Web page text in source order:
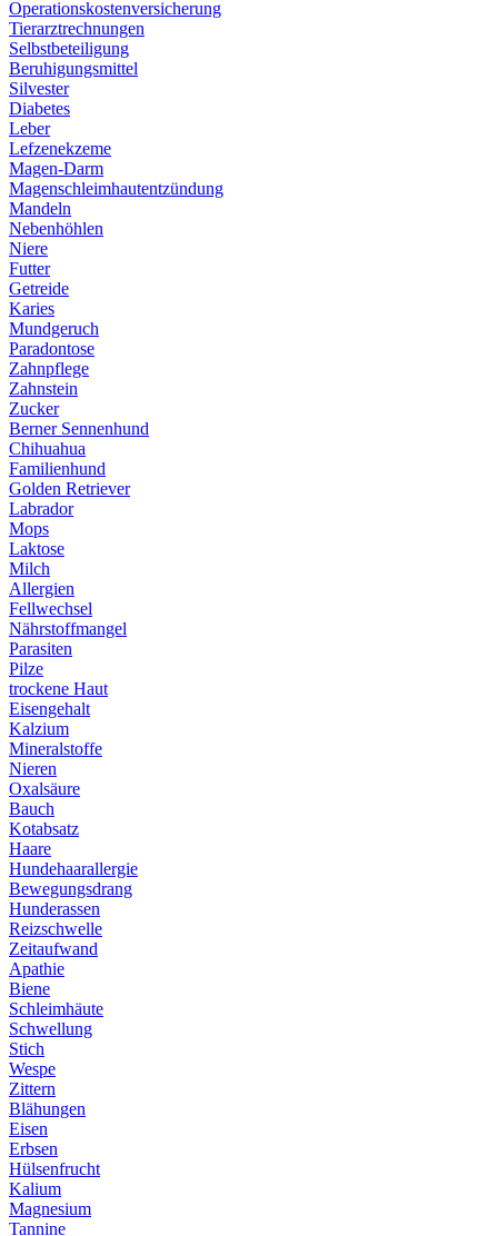
Operationskostenversicherung
Tierarztrechnungen
Selbstbeteiligung
Beruhigungsmittel
Silvester
Diabetes
Leber
Lefzenekzeme
Magen-Darm
Magenschleimhautentzündung
Mandeln
Nebenhöhlen
Niere
Futter
Getreide
Karies
Mundgeruch
Paradontose
Zahnpflege
Zahnstein
Zucker
Berner Sennenhund
Chihuahua
Familienhund
Golden Retriever
Labrador
Mops
Laktose
Milch
Allergien
Fellwechsel
Nährstoffmangel
Parasiten
Pilze
trockene Haut
Eisengehalt
Kalzium
Mineralstoffe
Nieren
Oxalsäure
Bauch
Kotabsatz
Haare
Hundehaarallergie
Bewegungsdrang
Hunderassen
Reizschwelle
Zeitaufwand
Apathie
Biene
Schleimhäute
Schwellung
Stich
Wespe
Zittern
Blähungen
Eisen
Erbsen
Hülsenfrucht
Kalium
Magnesium
Tannine